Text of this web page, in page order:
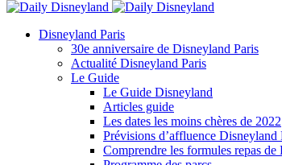
Disneyland Paris
30e anniversaire de Disneyland Paris
Actualité Disneyland Paris
Le Guide
Le Guide Disneyland
Articles guide
Les dates les moins chères de 2022
Prévisions d’affluence
Comprendre les formules repas